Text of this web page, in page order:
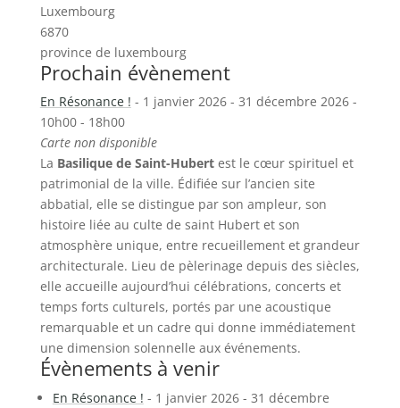
Luxembourg
6870
province de luxembourg
Prochain évènement
En Résonance ! - 1 janvier 2026 - 31 décembre 2026 -
10h00 - 18h00
Carte non disponible
La Basilique de Saint-Hubertest le cœur spirituel et
patrimonial de la ville. Édifiée sur l’ancien site
abbatial, elle se distingue par son ampleur, son
histoire liée au culte de saint Hubert et son
atmosphère unique, entre recueillement et grandeur
architecturale. Lieu de pèlerinage depuis des siècles,
elle accueille aujourd’hui célébrations, concerts et
temps forts culturels, portés par une acoustique
remarquable et un cadre qui donne immédiatement
une dimension solennelle aux événements.
Évènements à venir
En Résonance ! - 1 janvier 2026 - 31 décembre